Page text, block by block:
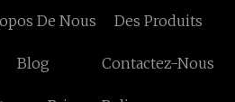
De Nous Des Produits
Blog Contactez-Nous